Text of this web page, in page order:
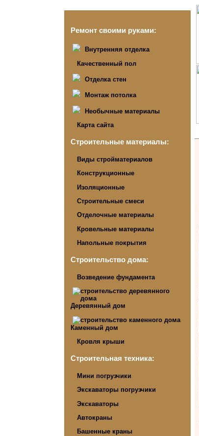
Ремонт своими руками:
Внутренняя отделка
Качественный пол
Отделка стен
Монтаж потолка
Необычные материалы
Карта сайта
Строительные материалы:
Виды стройматериалов
Конструкционные
Изоляционные
Строительные смеси
Отделочные материалы
Кровельные материалы
Напольные покрытия
Строительство дома:
Возведение фундамента
Деревянный дом
Каменный дом
Кровля крыши
Строительная техника:
Мини погрузчики
Экскаваторы погрузчики
Экскаваторы
Автокраны
Башенные краны